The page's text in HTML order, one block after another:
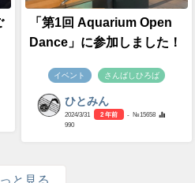
「第1回 Aquarium Open
Dance」に参加しました！
イベント さんばしひろば
ひとみん
2024/3/31 2 年前
- №15658
990